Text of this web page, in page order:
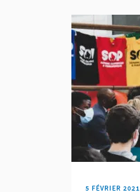
5 FÉVRIER 2021